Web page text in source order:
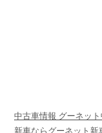
中古車情報 グーネッ
新車ならグーネット新